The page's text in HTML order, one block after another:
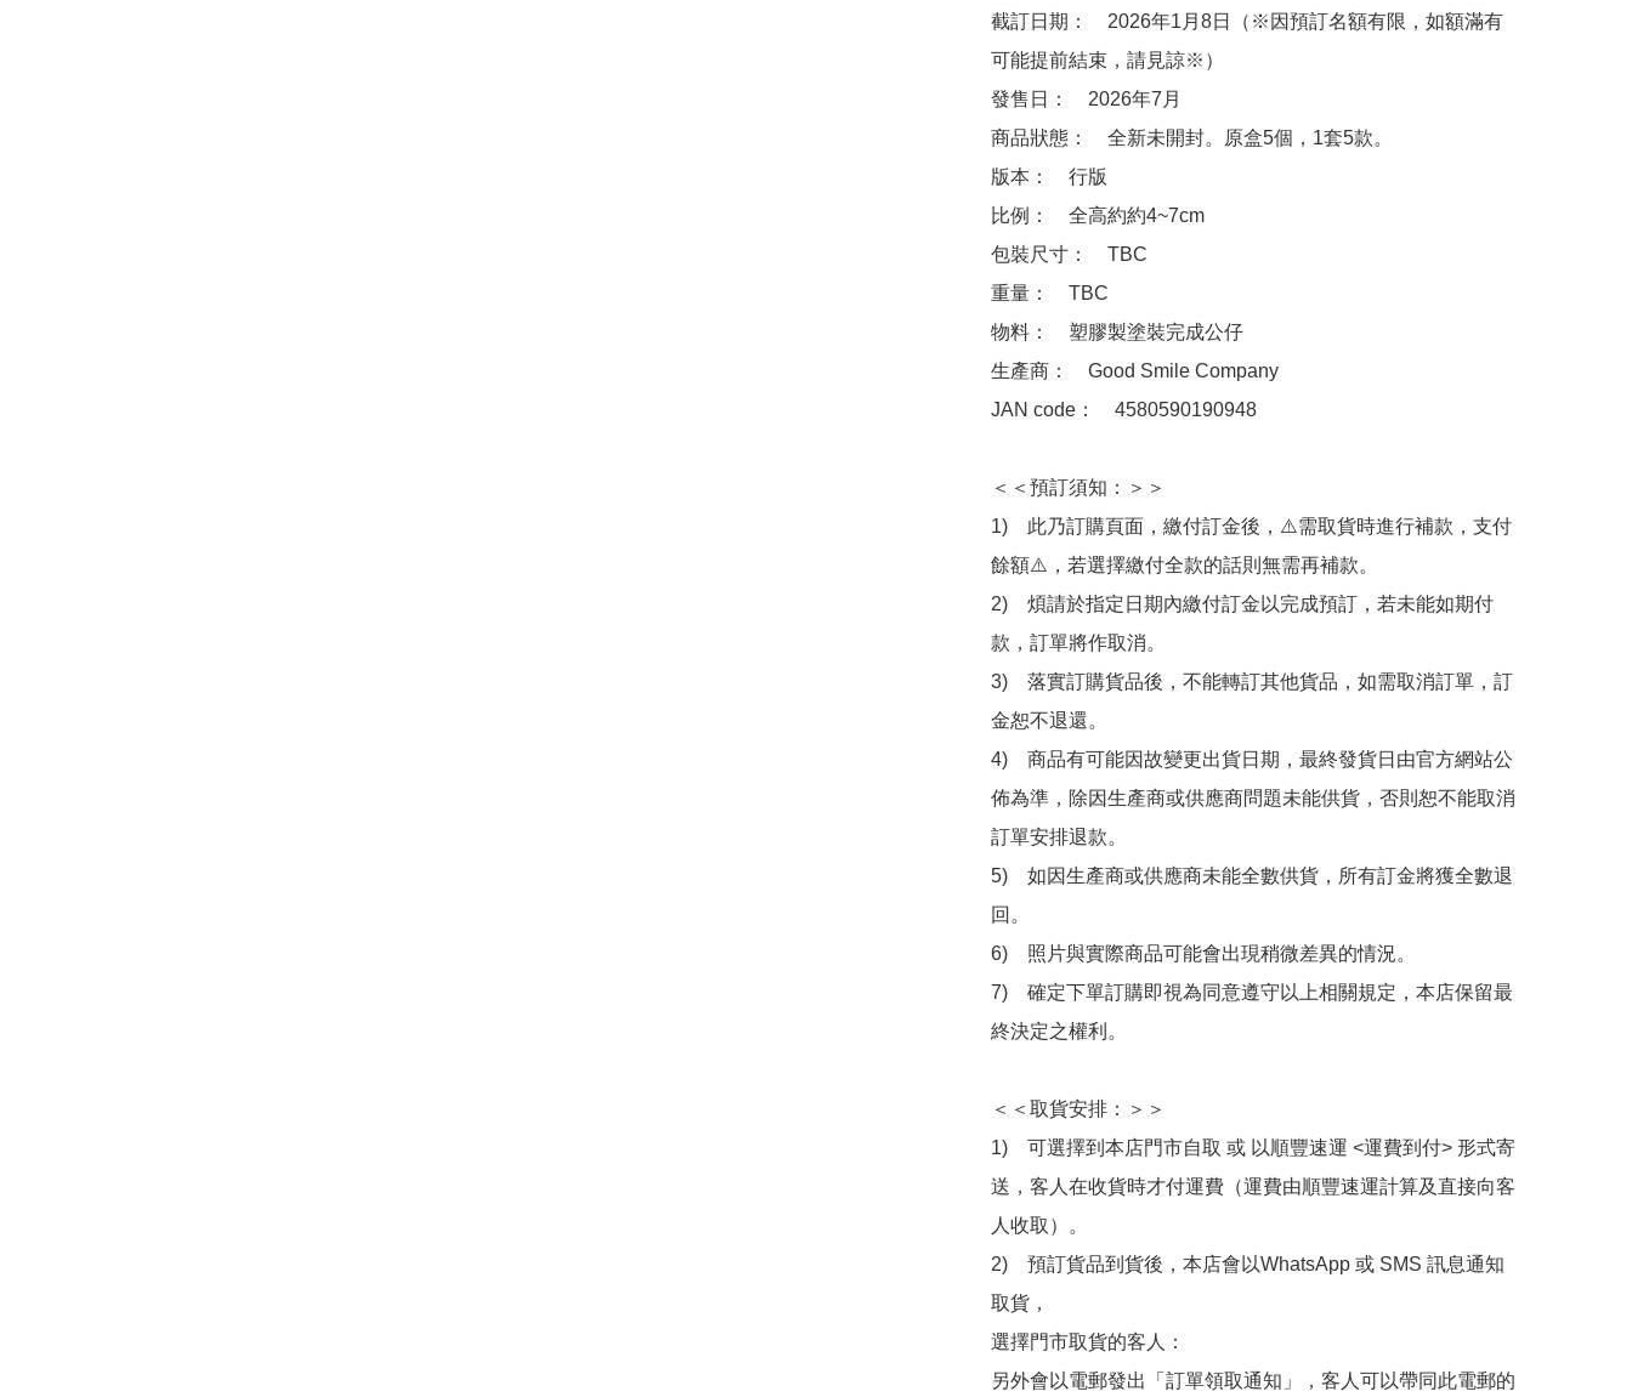
截訂日期：　2026年1月8日（※因預訂名額有限，如額滿有
可能提前結束，請見諒※）
發售日：　2026年7月
商品狀態：　全新未開封。原盒5個，1套5款。
版本：　行版
比例：　全高約約4~7cm
包裝尺寸：　TBC
重量：　TBC
物料：　塑膠製塗裝完成公仔
生產商：　Good Smile Company
JAN code：　4580590190948
＜＜預訂須知：＞＞
1)　此乃訂購頁面，繳付訂金後，⚠️需取貨時進行補款，支付
餘額⚠️，若選擇繳付全款的話則無需再補款。
2)　煩請於指定日期內繳付訂金以完成預訂，若未能如期付
款，訂單將作取消。
3)　落實訂購貨品後，不能轉訂其他貨品，如需取消訂單，訂
金恕不退還。
4)　商品有可能因故變更出貨日期，最終發貨日由官方網站公
佈為準，除因生產商或供應商問題未能供貨，否則恕不能取消
訂單安排退款。
5)　如因生產商或供應商未能全數供貨，所有訂金將獲全數退
回。
6)　照片與實際商品可能會出現稍微差異的情況。
7)　確定下單訂購即視為同意遵守以上相關規定，本店保留最
終決定之權利。
＜＜取貨安排：＞＞
1)　可選擇到本店門市自取 或 以順豐速運 <運費到付> 形式寄
送，客人在收貨時才付運費（運費由順豐速運計算及直接向客
人收取）。
2)　預訂貨品到貨後，本店會以WhatsApp 或 SMS 訊息通知
取貨，
選擇門市取貨的客人：
另外會以電郵發出「訂單領取通知」，客人可以帶同此電郵的